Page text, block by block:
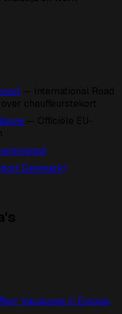
Denmark)
Vacatures in Europa